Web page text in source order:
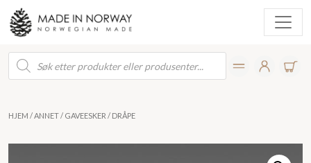
Products
search
HJEM /ANNET/ GAVEESKER / DRÅPE